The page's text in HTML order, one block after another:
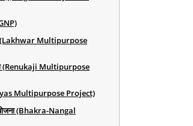
(Lakhwar Multipurpose
(Renukaji Multipurpose
(Vyas Multipurpose Project)
(Bhakra-Nangal